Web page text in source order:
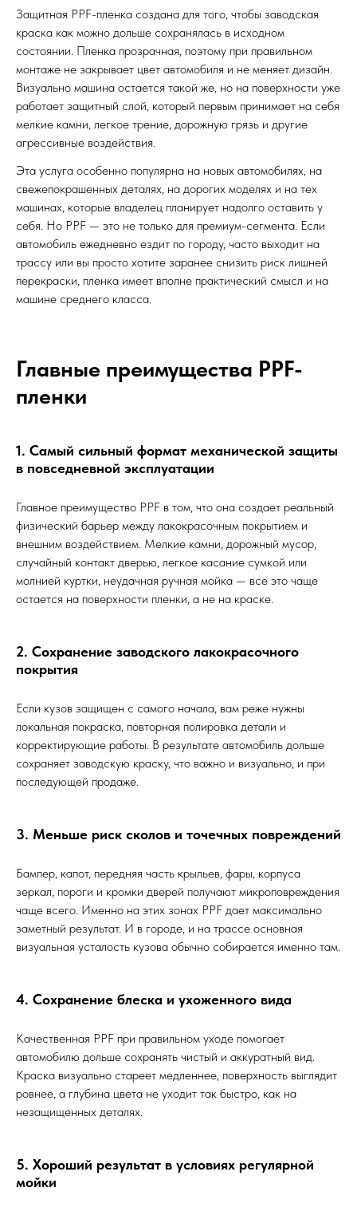
Защитная PPF-пленка создана для того, чтобы заводская
краска как можно дольше сохранялась в исходном
состоянии. Пленка прозрачная, поэтому при правильном
монтаже не закрывает цвет автомобиля и не меняет дизайн.
Визуально машина остается такой же, но на поверхности уже
работает защитный слой, который первым принимает на себя
мелкие камни, легкое трение, дорожную грязь и другие
агрессивные воздействия.
Эта услуга особенно популярна на новых автомобилях, на
свежепокрашенных деталях, на дорогих моделях и на тех
машинах, которые владелец планирует надолго оставить у
себя. Но PPF — это не только для премиум-сегмента. Если
автомобиль ежедневно ездит по городу, часто выходит на
трассу или вы просто хотите заранее снизить риск лишней
перекраски, пленка имеет вполне практический смысл и на
машине среднего класса.
Главные преимущества PPF-
пленки
1. Самый сильный формат механической защиты
в повседневной эксплуатации
Главное преимущество PPF в том, что она создает реальный
физический барьер между лакокрасочным покрытием и
внешним воздействием. Мелкие камни, дорожный мусор,
случайный контакт дверью, легкое касание сумкой или
молнией куртки, неудачная ручная мойка — все это чаще
остается на поверхности пленки, а не на краске.
2. Сохранение заводского лакокрасочного
покрытия
Если кузов защищен с самого начала, вам реже нужны
локальная покраска, повторная полировка детали и
корректирующие работы. В результате автомобиль дольше
сохраняет заводскую краску, что важно и визуально, и при
последующей продаже.
3. Меньше риск сколов и точечных повреждений
Бампер, капот, передняя часть крыльев, фары, корпуса
зеркал, пороги и кромки дверей получают микроповреждения
чаще всего. Именно на этих зонах PPF дает максимально
заметный результат. И в городе, и на трассе основная
визуальная усталость кузова обычно собирается именно там.
4. Сохранение блеска и ухоженного вида
Качественная PPF при правильном уходе помогает
автомобилю дольше сохранять чистый и аккуратный вид.
Краска визуально стареет медленнее, поверхность выглядит
ровнее, а глубина цвета не уходит так быстро, как на
незащищенных деталях.
5. Хороший результат в условиях регулярной
мойки